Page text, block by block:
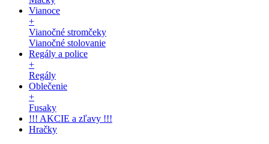
Vianoce
+
Vianočné stromčeky
Vianočné stolovanie
Regály a police
+
Regály
Oblečenie
+
Fusaky
!!! AKCIE a zľavy !!!
Hračky